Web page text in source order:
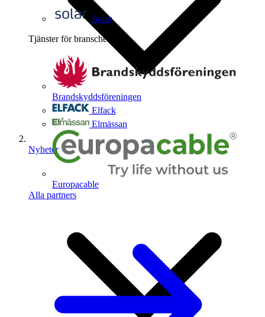
Solar
Tjänster för branschen
Brandskyddsföreningen
Elfack
Elmässan
Europacable
Alla partners
Nyheter